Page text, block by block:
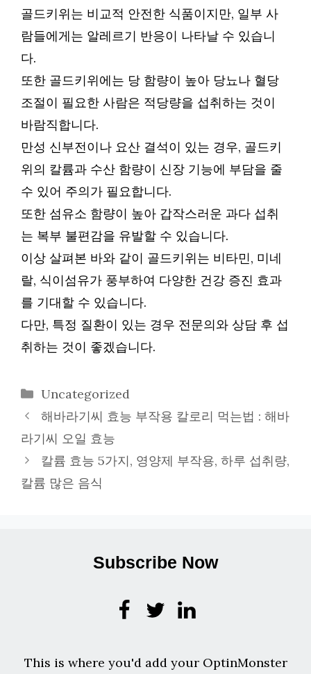
골드키위는 비교적 안전한 식품이지만, 일부 사
람들에게는 알레르기 반응이 나타날 수 있습니
다.
또한 골드키위에는 당 함량이 높아 당뇨나 혈당
조절이 필요한 사람은 적당량을 섭취하는 것이
바람직합니다.
만성 신부전이나 요산 결석이 있는 경우, 골드키
위의 칼륨과 수산 함량이 신장 기능에 부담을 줄
수 있어 주의가 필요합니다.
또한 섬유소 함량이 높아 갑작스러운 과다 섭취
는 복부 불편감을 유발할 수 있습니다.
이상 살펴본 바와 같이 골드키위는 비타민, 미네
랄, 식이섬유가 풍부하여 다양한 건강 증진 효과
를 기대할 수 있습니다.
다만, 특정 질환이 있는 경우 전문의와 상담 후 섭
취하는 것이 좋겠습니다.
카
테
고
리
Uncategorized
해바라기씨 효능 부작용 칼로리 먹는법 : 해바
라기씨 오일 효능
칼륨 효능 5가지, 영양제 부작용, 하루 섭취량,
칼륨 많은 음식
Subscribe Now
This is where you'd add your OptinMonster